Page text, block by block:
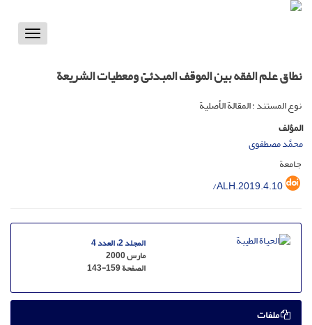
Toggle
نطاق علم الفقه بین الموقف المبدئیّ ومعطیات الشریعة
نوع المستند : المقالة الأصلية
المؤلف
محمَّد مصطفوی
جامعة
/ALH.2019.4.10
المجلد 2، العدد 4
مارس 2000
الصفحة143-159
ملفات